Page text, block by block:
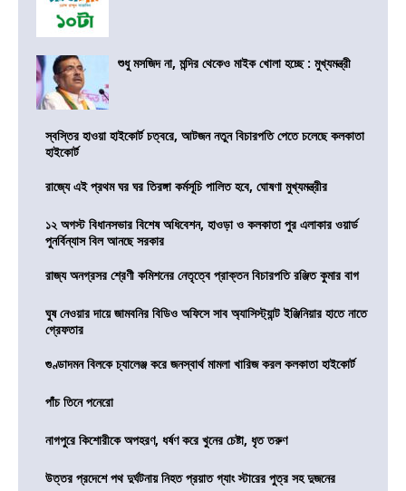
শুধু মসজিদ না, মন্দির থেকেও মাইক খোলা হচ্ছে : মুখ্যমন্ত্রী
স্বস্তির হাওয়া হাইকোর্ট চত্বরে, আটজন নতুন বিচারপতি পেতে চলেছে কলকাতা
হাইকোর্ট
রাজ্যে এই প্রথম ঘর ঘর তিরঙ্গা কর্মসূচি পালিত হবে, ঘোষণা মুখ্যমন্ত্রীর
১২ অগস্ট বিধানসভার বিশেষ অধিবেশন, হাওড়া ও কলকাতা পুর এলাকার ওয়ার্ড
পুনর্বিন্যাস বিল আনছে সরকার
রাজ্য অনগ্রসর শ্রেণী কমিশনের নেতৃত্বে প্রাক্তন বিচারপতি রঞ্জিত কুমার বাগ
ঘুষ নেওয়ার দায়ে জামবনির বিডিও অফিসে সাব অ্যাসিস্ট্যান্ট ইঞ্জিনিয়ার হাতে নাতে
গ্রেফতার
গুণ্ডাদমন বিলকে চ্যালেঞ্জ করে জনস্বার্থ মামলা খারিজ করল কলকাতা হাইকোর্ট
পাঁচ তিনে পনেরো
নাগপুরে কিশোরীকে অপহরণ, ধর্ষণ করে খুনের চেষ্টা, ধৃত তরুণ
উত্তর প্রদেশে পথ দুর্ঘটনায় নিহত প্রয়াত গ্যাং স্টারের পুত্র সহ দুজনের